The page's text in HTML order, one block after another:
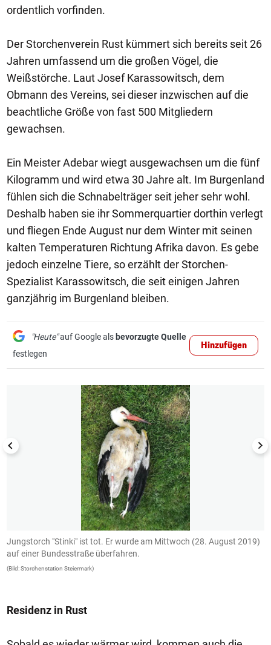
ordentlich vorfinden.
Der Storchenverein Rust kümmert sich bereits seit 26
Jahren umfassend um die großen Vögel, die
Weißstörche. Laut Josef Karassowitsch, dem
Obmann des Vereins, sei dieser inzwischen auf die
beachtliche Größe von fast 500 Mitgliedern
gewachsen.
Ein Meister Adebar wiegt ausgewachsen um die fünf
Kilogramm und wird etwa 30 Jahre alt. Im Burgenland
fühlen sich die Schnabelträger seit jeher sehr wohl.
Deshalb haben sie ihr Sommerquartier dorthin verlegt
und fliegen Ende August nur dem Winter mit seinen
kalten Temperaturen Richtung Afrika davon. Es gebe
jedoch einzelne Tiere, so erzählt der Storchen-
Spezialist Karassowitsch, die seit einigen Jahren
ganzjährig im Burgenland bleiben.
"Heute"auf Google als bevorzugte Quelle
festlegen
Hinzufügen
1/8
Jungstorch "Stinki" ist tot. Er wurde am Mittwoch (28. August 2019)
auf einer Bundesstraße überfahren.
(Bild: Storchenstation Steiermark)
Residenz in Rust